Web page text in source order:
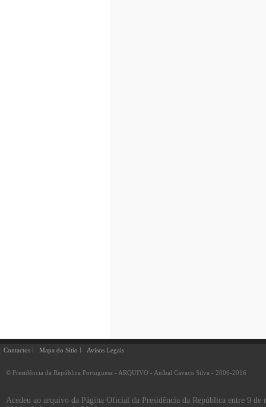
Contactos Mapa do Sítio Avisos Legais
© Presidência da República Portuguesa - ARQUIVO - Aníbal Cavaco Silva - 2006-2016
Acedeu ao arquivo da Página Oficial da Presidência da República entre 9 de